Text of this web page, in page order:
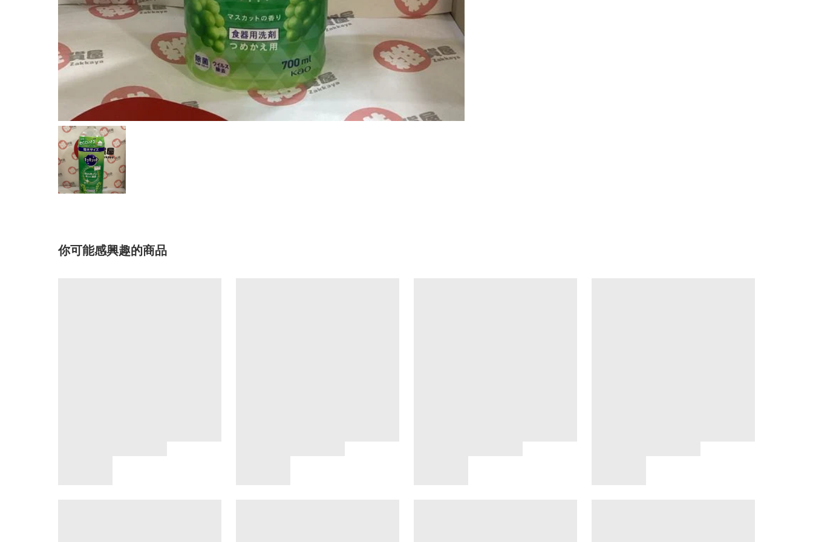
你可能感興趣的商品